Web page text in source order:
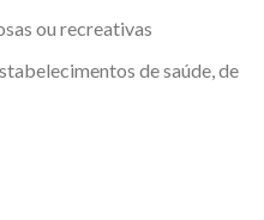
ou recreativas
de saúde, de